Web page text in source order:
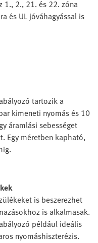
1., 2., 21. és 22. zóna
és UL jóváhagyással is
tartozik a
kimeneti nyomás és 10
áramlási sebességet
Egy méretben kapható,
is beszerezhet
is alkalmasak.
például ideális
nyomáshiszterézis.